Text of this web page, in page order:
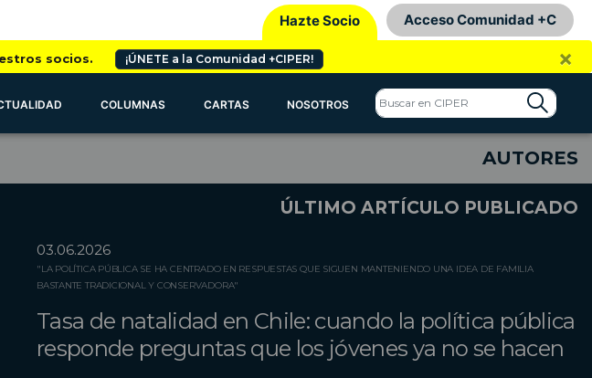
Hazte Socio Acceso Comunidad +C
socios. ¡ÚNETE a la Comunidad +CIPER! ×
COLUMNAS CARTAS NOSOTROS
AUTORES
ÚLTIMO ARTÍCULO PUBLICADO
03.06.2026
"LA POLÍTICA PÚBLICA SE HA CENTRADO EN RESPUESTAS QUE SIGUEN MANTENIENDO UNA IDEA DE FAMILIA
BASTANTE TRADICIONAL Y CONSERVADORA"
Tasa de natalidad en Chile: cuando la política pública
responde preguntas que los jóvenes ya no se hacen